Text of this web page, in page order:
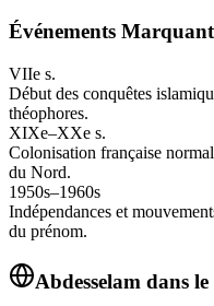
Événements
VIIe s.
Début des conquêtes
théophores.
XIXe–XXe s.
Colonisation française
du Nord.
1950s–1960s
Indépendances et
du prénom.
Abdesselam dans